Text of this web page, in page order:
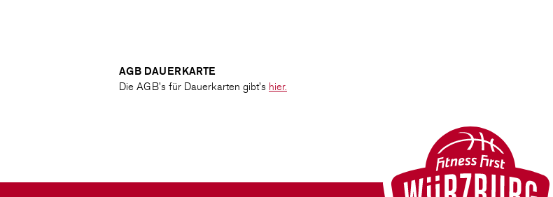
AGB DAUERKARTE
Die AGB's für Dauerkarten gibt's hier.